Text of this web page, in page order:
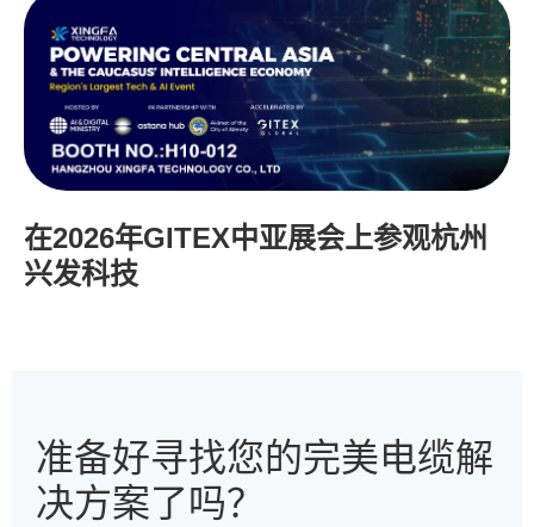
在2026年GITEX中亚展会上参观杭州
兴发科技
准备好寻找您的完美电缆解
决方案了吗？